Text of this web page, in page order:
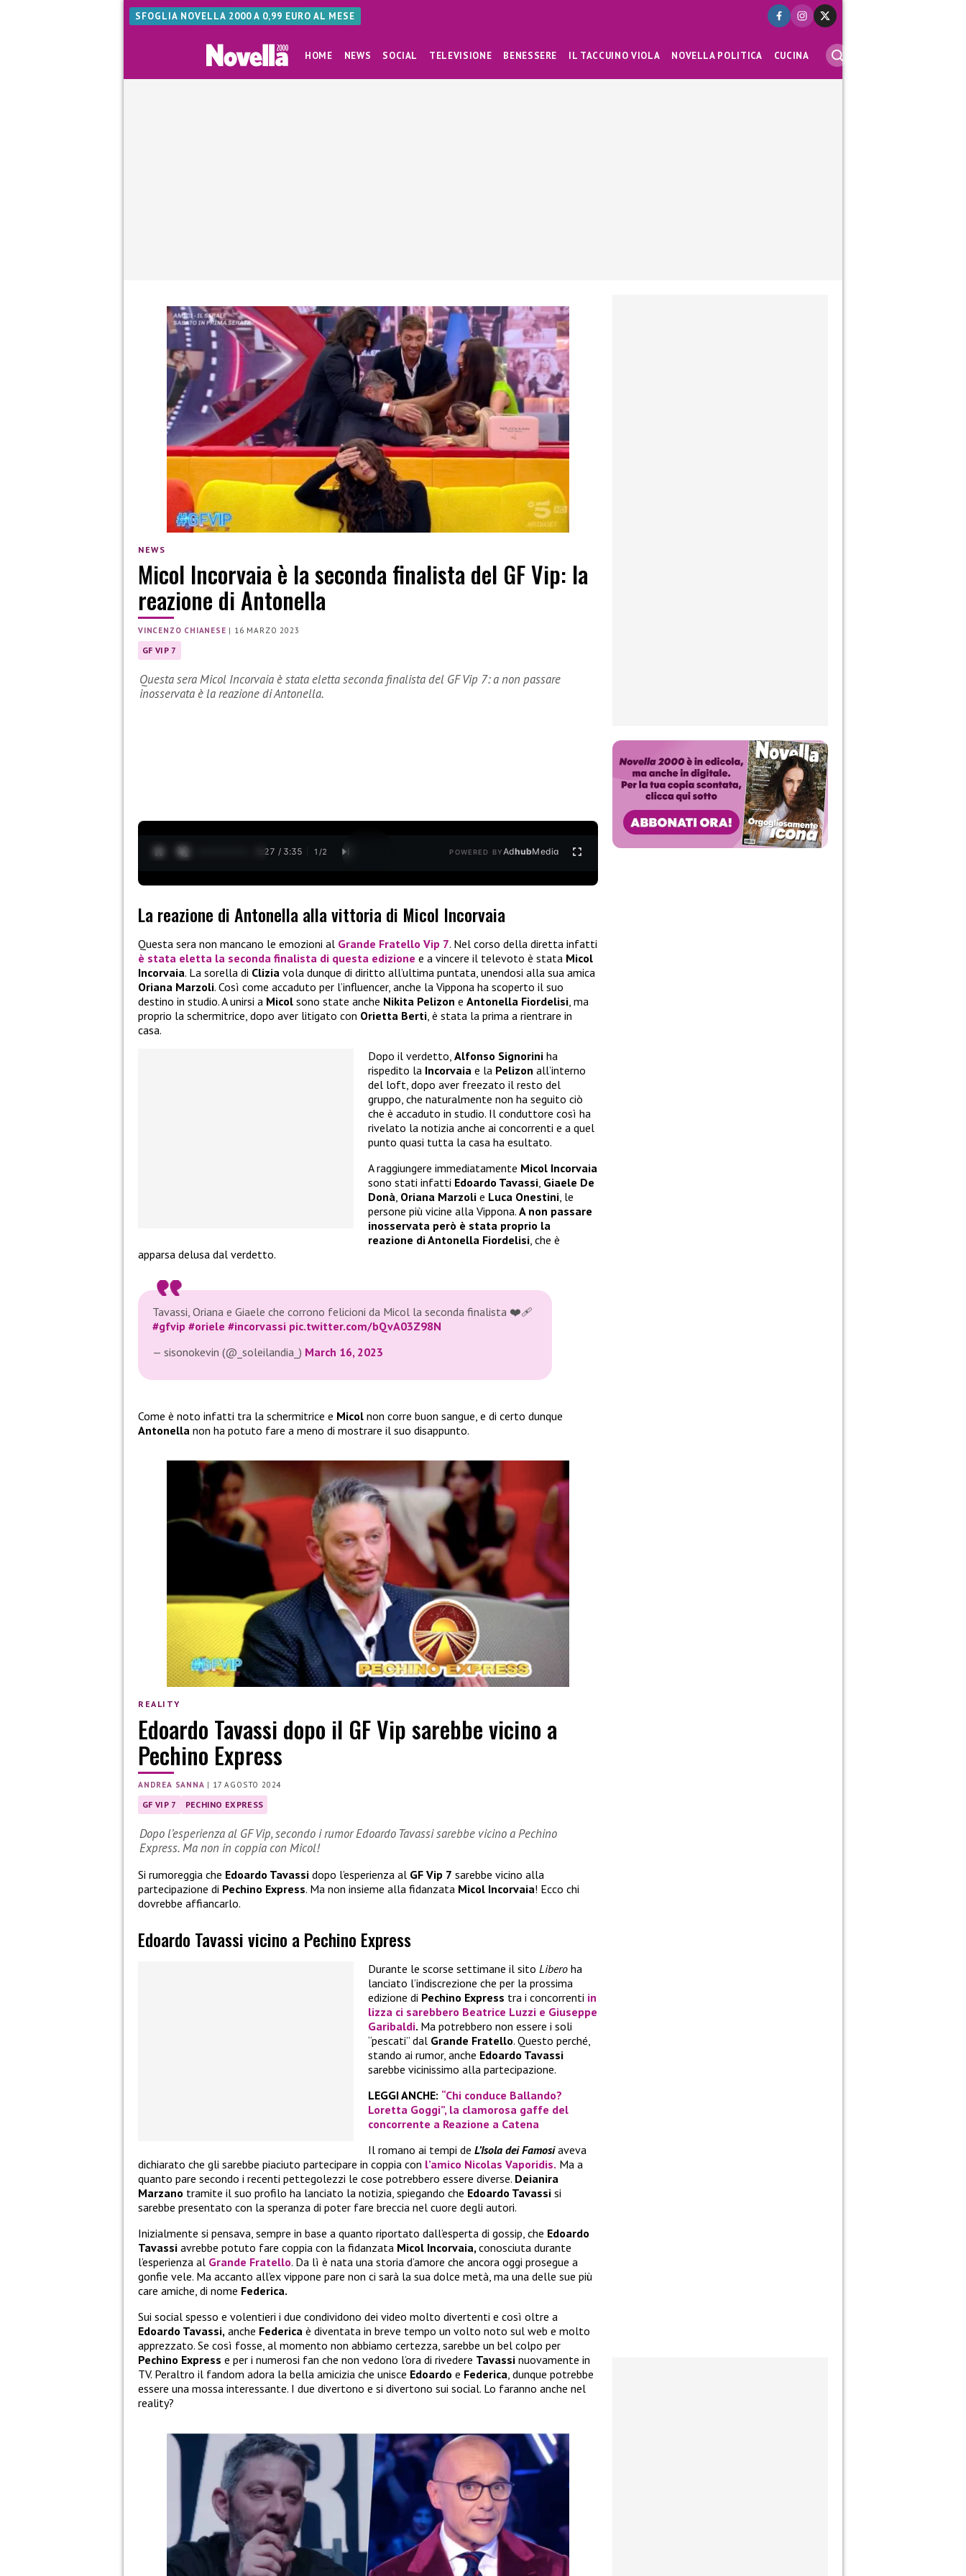
SFOGLIA NOVELLA 2000 A 0,99 EURO AL MESE
HOME NEWS SOCIAL TELEVISIONE BENESSERE IL TACCUINO VIOLA NOVELLA POLITICA CUCINA
NEWS
Micol Incorvaia è la seconda finalista del GF Vip: la
reazione di Antonella
VINCENZO CHIANESE | 16 MARZO 2023
GF VIP 7
Questa sera Micol Incorvaia è stata eletta seconda finalista del GF Vip 7: a non passare
inosservata è la reazione di Antonella.
0:28 / 3:35 1 /2 POWERED BYAdhubMedia
La reazione di Antonella alla vittoria di Micol Incorvaia
Questa sera non mancano le emozioni al Grande Fratello Vip 7. Nel corso della diretta infatti
è stata eletta la seconda finalista di questa edizione e a vincere il televoto è stata Micol
Incorvaia. La sorella di Clizia vola dunque di diritto all’ultima puntata, unendosi alla sua amica
Oriana Marzoli. Così come accaduto per l’influencer, anche la Vippona ha scoperto il suo
destino in studio. A unirsi a Micol sono state anche Nikita Pelizon e Antonella Fiordelisi, ma
proprio la schermitrice, dopo aver litigato con Orietta Berti, è stata la prima a rientrare in
casa.
Dopo il verdetto, Alfonso Signorini ha
rispedito la Incorvaia e la Pelizon all’interno
del loft, dopo aver freezato il resto del
gruppo, che naturalmente non ha seguito ciò
che è accaduto in studio. Il conduttore così ha
rivelato la notizia anche ai concorrenti e a quel
punto quasi tutta la casa ha esultato.
A raggiungere immediatamente Micol Incorvaia
sono stati infatti Edoardo Tavassi, Giaele De
Donà, Oriana Marzoli e Luca Onestini, le
persone più vicine alla Vippona. A non passare
inosservata però è stata proprio la
reazione di Antonella Fiordelisi, che è
apparsa delusa dal verdetto.
Tavassi, Oriana e Giaele che corrono felicioni da Micol la seconda finalista ❤‍🩹
#gfvip #oriele #incorvassi pic.twitter.com/bQvA03Z98N
— sisonokevin (@_soleilandia_) March 16, 2023
Come è noto infatti tra la schermitrice e Micol non corre buon sangue, e di certo dunque
Antonella non ha potuto fare a meno di mostrare il suo disappunto.
REALITY
Edoardo Tavassi dopo il GF Vip sarebbe vicino a
Pechino Express
ANDREA SANNA | 17 AGOSTO 2024
GF VIP 7 PECHINO EXPRESS
Dopo l’esperienza al GF Vip, secondo i rumor Edoardo Tavassi sarebbe vicino a Pechino
Express. Ma non in coppia con Micol!
Si rumoreggia che Edoardo Tavassi dopo l’esperienza al GF Vip 7 sarebbe vicino alla
partecipazione di Pechino Express. Ma non insieme alla fidanzata Micol Incorvaia! Ecco chi
dovrebbe affiancarlo.
Edoardo Tavassi vicino a Pechino Express
Durante le scorse settimane il sito Libero ha
lanciato l’indiscrezione che per la prossima
edizione di Pechino Express tra i concorrenti in
lizza ci sarebbero Beatrice Luzzi e Giuseppe
Garibaldi. Ma potrebbero non essere i soli
“pescati” dal Grande Fratello. Questo perché,
stando ai rumor, anche Edoardo Tavassi
sarebbe vicinissimo alla partecipazione.
LEGGI ANCHE: “Chi conduce Ballando?
Loretta Goggi”, la clamorosa gaffe del
concorrente a Reazione a Catena
Il romano ai tempi de L’Isola dei Famosiaveva
dichiarato che gli sarebbe piaciuto partecipare in coppia con l’amico Nicolas Vaporidis. Ma a
quanto pare secondo i recenti pettegolezzi le cose potrebbero essere diverse. Deianira
Marzano tramite il suo profilo ha lanciato la notizia, spiegando che Edoardo Tavassi si
sarebbe presentato con la speranza di poter fare breccia nel cuore degli autori.
Inizialmente si pensava, sempre in base a quanto riportato dall’esperta di gossip, che Edoardo
Tavassi avrebbe potuto fare coppia con la fidanzata Micol Incorvaia,conosciuta durante
l’esperienza al Grande Fratello. Da lì è nata una storia d’amore che ancora oggi prosegue a
gonfie vele. Ma accanto all’ex vippone pare non ci sarà la sua dolce metà, ma una delle sue più
care amiche, di nome Federica.
Sui social spesso e volentieri i due condividono dei video molto divertenti e così oltre a
Edoardo Tavassi, anche Federica è diventata in breve tempo un volto noto sul web e molto
apprezzato. Se così fosse, al momento non abbiamo certezza, sarebbe un bel colpo per
Pechino Express e per i numerosi fan che non vedono l’ora di rivedere Tavassi nuovamente in
TV. Peraltro il fandom adora la bella amicizia che unisce Edoardo e Federica, dunque potrebbe
essere una mossa interessante. I due divertono e si divertono sui social. Lo faranno anche nel
reality?